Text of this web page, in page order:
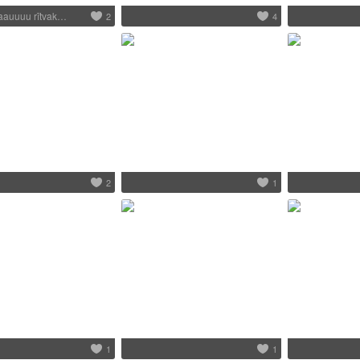
rītvak… 2 4
2 1
1 1